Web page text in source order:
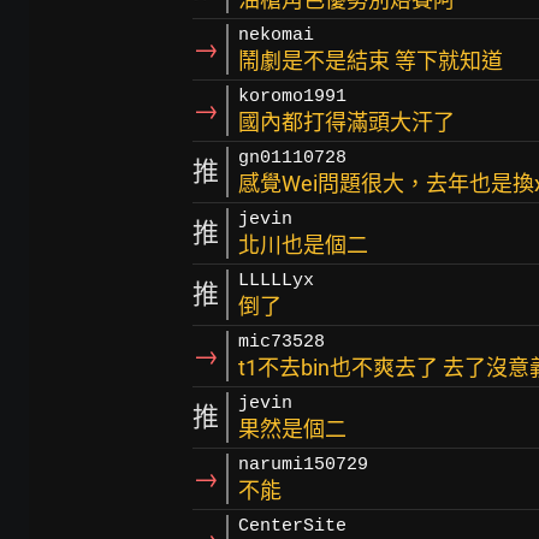
→ nekomai
鬧劇是不是結束 等下就知道
→ koromo1991
國內都打得滿頭大汗了
推 gn01110728
感覺Wei問題很大，去年也是
推 jevin
北川也是個二
推 LLLLLyx
倒了
→ mic73528
t1不去bin也不爽去了 去了沒意
推 jevin
果然是個二
→ narumi150729
不能
CenterSite